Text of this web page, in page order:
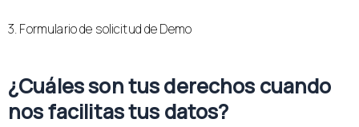
3. Formulario de solicitud de Demo
¿Cuáles son tus derechos cuando
nos facilitas tus datos?